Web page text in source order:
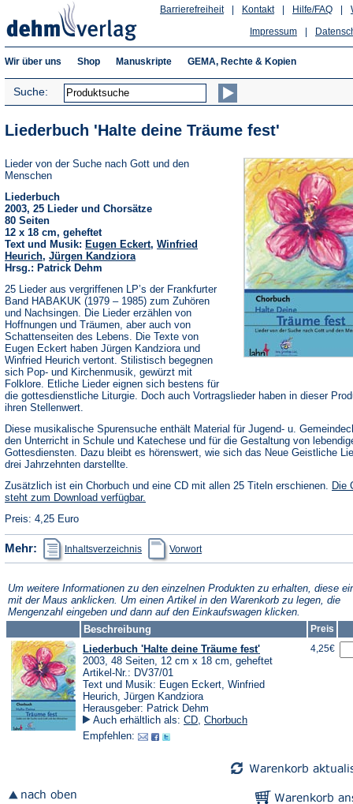
Hilfe/FAQ
Kontakt
Barrierefreiheit
Impressum
Wir über uns Shop Manuskripte GEMA, Rechte & Kopien
Suche:
Liederbuch 'Halte deine Träume fest'
Lieder von der Suche nach Gott und den
Menschen
Liederbuch
2003, 25 Lieder und Chorsätze
80 Seiten
12 x 18 cm, geheftet
Text und Musik: Eugen Eckert, Winfried
Heurich, Jürgen Kandziora
Hrsg.: Patrick Dehm
25 Lieder aus vergriffenen LP’s der Frankfurter
Band HABAKUK (1979 – 1985) zum Zuhören
und Nachsingen. Die Lieder erzählen von
Hoffnungen und Träumen, aber auch von
Schattenseiten des Lebens. Die Texte von
Eugen Eckert haben Jürgen Kandziora und
Winfried Heurich vertont. Stilistisch begegnen
sich Pop- und Kirchenmusik, gewürzt mit
Folklore. Etliche Lieder eignen sich bestens für
die gottesdienstliche Liturgie. Doch auch Vortragslieder haben in dieser
ihren Stellenwert.
Diese musikalische Spurensuche enthält Material für Jugend- u.
den Unterricht in Schule und Katechese und für die Gestaltung von
Gottesdiensten. Dazu bleibt es hörenswert, wie sich das Neue Geistliche
drei Jahrzehnten darstellte.
Zusätzlich ist ein Chorbuch und eine CD mit allen 25 Titeln erschienen. Die
steht zum Download verfügbar.
Preis: 4,25 Euro
Mehr: Inhaltsverzeichnis
(Öffnet
in
einem
Tab)
Vorwortin
einem
Tab)
Um weitere Informationen zu den einzelnen Produkten zu erhalten, diese
mit der Maus anklicken. Um einen Artikel in den Warenkorb zu legen, die
Mengenzahl eingeben und dann auf den Einkaufswagen klicken.
Beschreibung
Preis
Liederbuch 'Halte deine Träume fest'
2003, 48 Seiten, 12 cm x 18 cm, geheftet
Artikel-Nr.: DV37/01
Text und Musik: Eugen Eckert, Winfried
Heurich, Jürgen Kandziora
Herausgeber: Patrick Dehm
Auch erhältlich als: CD, Chorbuch
Empfehlen:
4,25€